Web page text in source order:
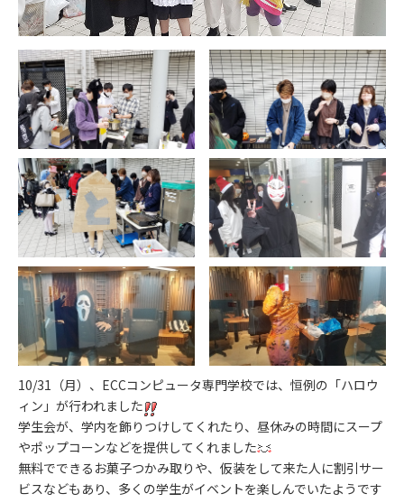
10/31（月）、ECCコンピュータ専門学校では、恒例の「ハロウ
ィン」が行われました
学生会が、学内を飾りつけしてくれたり、昼休みの時間にスープ
やポップコーンなどを提供してくれました
無料でできるお菓子つかみ取りや、仮装をして来た人に割引サー
ビスなどもあり、多くの学生がイベントを楽しんでいたようです